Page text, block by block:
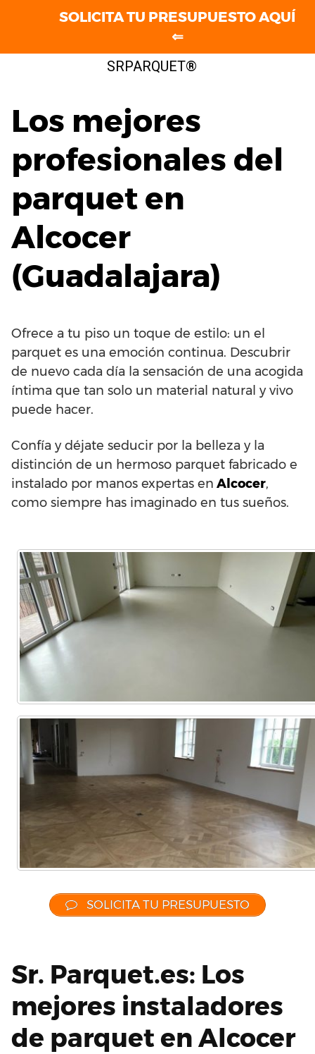
SRPARQUET®
Los mejores
profesionales del
parquet en
Alcocer
(Guadalajara)
Ofrece a tu piso un toque de estilo: un el
parquet es una emoción continua. Descubrir
de nuevo cada día la sensación de una acogida
íntima que tan solo un material natural y vivo
puede hacer.
Confía y déjate seducir por la belleza y la
distinción de un hermoso parquet fabricado e
instalado por manos expertas en Alcocer,
como siempre has imaginado en tus sueños.
SOLICITA TU PRESUPUESTO
Sr. Parquet.es: Los
mejores instaladores
de parquet en Alcocer
SOLICITA TU PRESUPUESTO AQUÍ
⇐